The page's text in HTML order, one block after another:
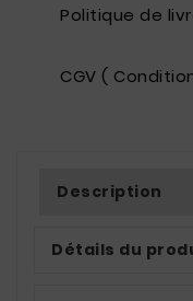
Politique de
CGV (
Description
Détails du